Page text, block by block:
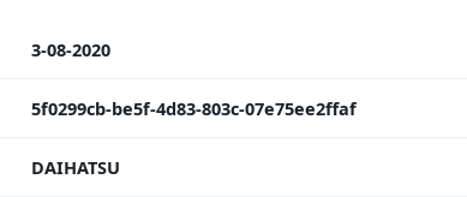
3-08-2020
5f0299cb-be5f-4d83-803c-07e75ee2ffaf
DAIHATSU